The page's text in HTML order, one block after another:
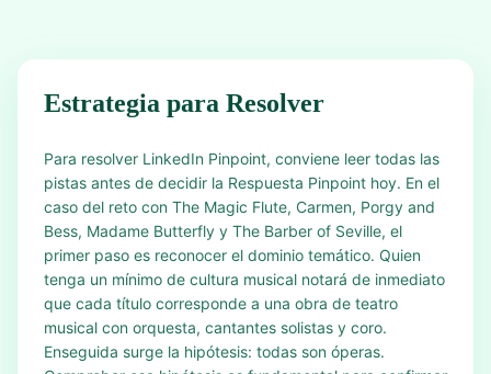
Estrategia para Resolver
Para resolver LinkedIn Pinpoint, conviene leer todas las
pistas antes de decidir la Respuesta Pinpoint hoy. En el
caso del reto con The Magic Flute, Carmen, Porgy and
Bess, Madame Butterfly y The Barber of Seville, el
primer paso es reconocer el dominio temático. Quien
tenga un mínimo de cultura musical notará de inmediato
que cada título corresponde a una obra de teatro
musical con orquesta, cantantes solistas y coro.
Enseguida surge la hipótesis: todas son óperas.